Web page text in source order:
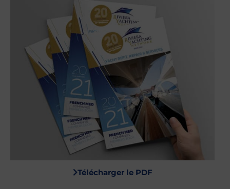
Télécharger le PDF